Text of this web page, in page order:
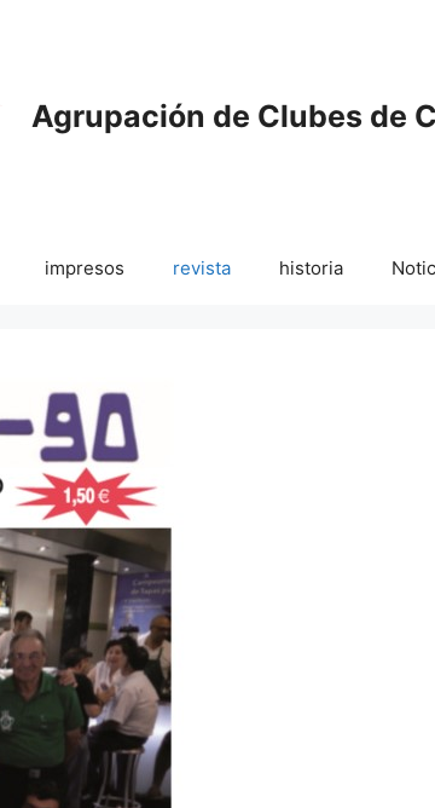
Agrupación de Clubes de
impresos revista historia